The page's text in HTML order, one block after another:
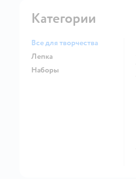
Категории
Все для творчества
Лепка
Наборы